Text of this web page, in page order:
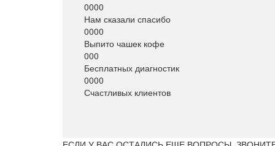
0000
Нам сказали спасибо
0000
Выпито чашек кофе
000
Бесплатных диагностик
0000
Счастливых клиентов